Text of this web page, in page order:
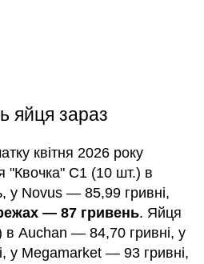
яйця зараз
квітня 2026 року
"Квочка" С1 (10 шт.) в
у Novus — 85,99 гривні,
— 87 гривень. Яйця
в Auchan — 84,70 гривні, у
у Megamarket — 93 гривні,